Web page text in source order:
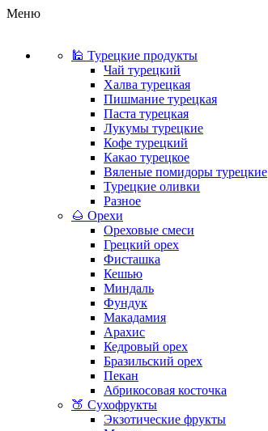
Меню
🕌 Турецкие продукты
Чай турецкий
Халва турецкая
Пишмание турецкая
Паста турецкая
Лукумы турецкие
Кофе турецкий
Какао турецкое
Вяленые помидоры турецкие
Турецкие оливки
Разное
🌰 Орехи
Ореховые смеси
Грецкий орех
Фисташка
Кешью
Миндаль
Фундук
Макадамия
Арахис
Кедровый орех
Бразильский орех
Пекан
Абрикосовая косточка
🍑 Сухофрукты
Экзотические фрукты